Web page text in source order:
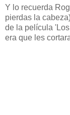
Y lo recuerda
pierdas la
de la película
era que les